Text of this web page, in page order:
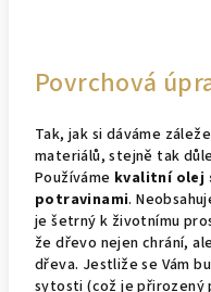
Povrchová
Tak, jak si dáváme
materiálů, stejně tak
Používáme kvalitní olej
potravinami.
je šetrný k životnímu
že dřevo nejen chrání,
dřeva. Jestliže se Vám
sytosti (což je přirozený